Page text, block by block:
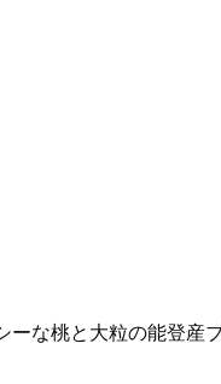
な桃と大粒の能登産